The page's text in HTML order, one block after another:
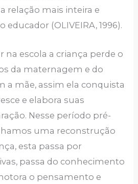
relação mais inteira e
educador (OLIVEIRA, 1996).
na escola a criança perde o
da maternagem e do
a mãe, assim ela conquista
e elabora suas
Nesse período pré-
uma reconstrução
esta passa por
passa do conhecimento
o pensamento e